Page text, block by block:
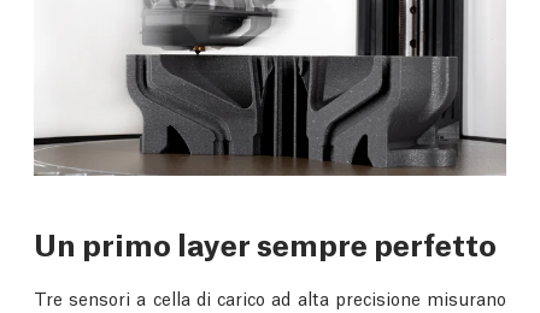
Un primo layer sempre perfetto
Tre sensori a cella di carico ad alta precisione misurano